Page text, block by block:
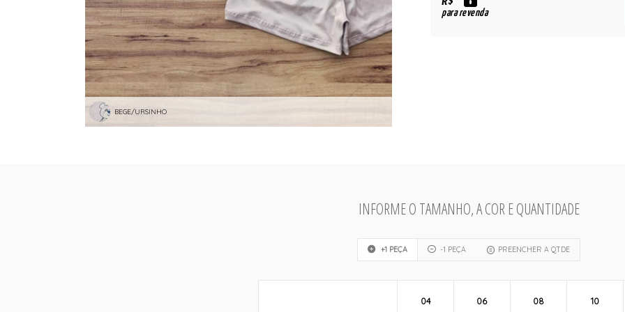
BEGE/URSINHO
para revenda
INFORME O TAMANHO, A COR E QUANTIDADE
+1 PEÇA -1 PEÇA PREENCHER A QTDE
04 06 08 10